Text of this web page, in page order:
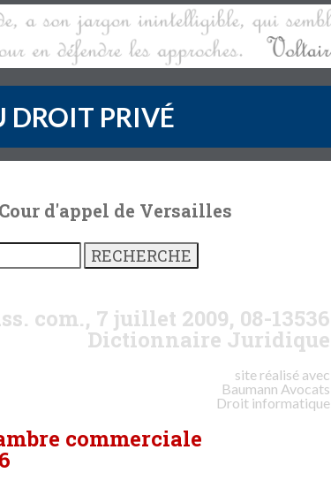
PRIVÉ
d'appel de Versailles
com., 7 juillet 2009, 08-13536
Dictionnaire Juridique
site réalisé avec
Baumann Avocats
Droit informatique
commerciale